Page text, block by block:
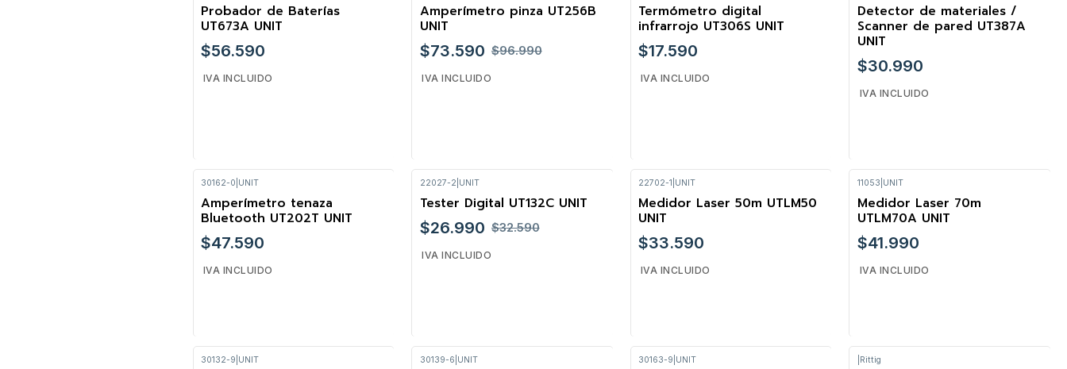
Probador de Baterías
UT673A UNIT
$56.590
IVA INCLUIDO
-24%
Amperímetro pinza UT256B
UNIT
$73.590 $96.990
IVA INCLUIDO
Termómetro digital
infrarrojo UT306S UNIT
$17.590
IVA INCLUIDO
Detector de materiales /
Scanner de pared UT387A
UNIT
$30.990
IVA INCLUIDO
30162-0 UNIT
Amperímetro tenaza
Bluetooth UT202T UNIT
$47.590
IVA INCLUIDO
-17%
22027-2 UNIT
Tester Digital UT132C UNIT
$26.990 $32.590
IVA INCLUIDO
22702-1 UNIT
Medidor Laser 50m UTLM50
UNIT
$33.590
IVA INCLUIDO
11053 UNIT
Medidor Laser 70m
UTLM70A UNIT
$41.990
IVA INCLUIDO
30132-9 UNIT 30139-6 UNIT 30163-9 UNIT Rittig